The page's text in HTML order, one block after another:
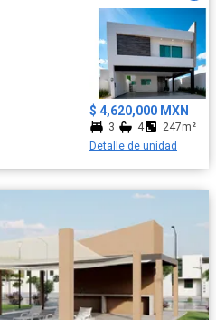
$ 4,620,000 MXN
3 4
247m²
Detalle de unidad